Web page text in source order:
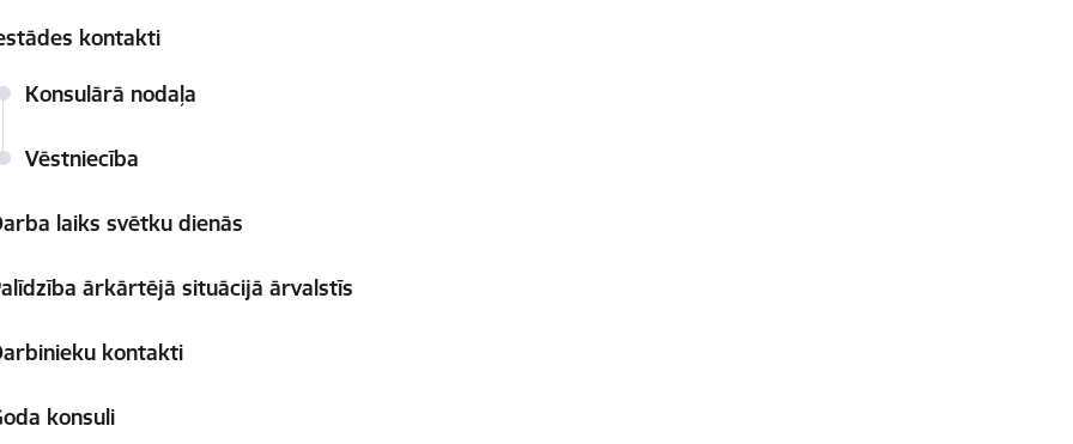
kontakti
Konsulārā nodaļa
Vēstniecība
laiks svētku dienās
ārkārtējā situācijā ārvalstīs
kontakti
konsuli